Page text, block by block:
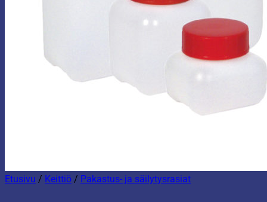
Etusivu / Keittiö / Pakastus- ja säilytysrasiat